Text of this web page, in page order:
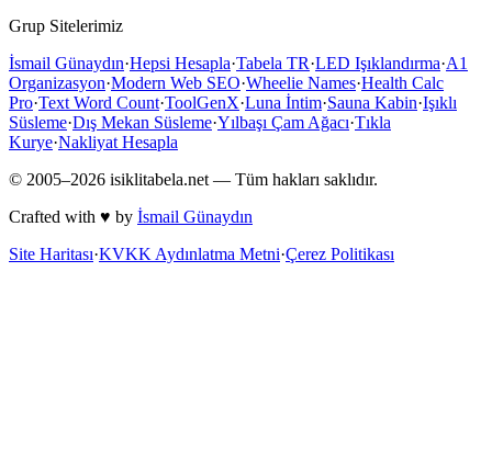
Grup Sitelerimiz
İsmail Günaydın·Hepsi Hesapla·Tabela TR·LED Işıklandırma·A1
Organizasyon·Modern Web SEO·Wheelie Names·Health Calc
Pro·Text Word Count·ToolGenX·Luna İntim·Sauna Kabin·Işıklı
Süsleme·Dış Mekan Süsleme·Yılbaşı Çam Ağacı·Tıkla
Kurye·Nakliyat Hesapla
© 2005–2026 isiklitabela.net — Tüm hakları saklıdır.
Crafted with ♥ by İsmail Günaydın
Site Haritası·KVKK Aydınlatma Metni·Çerez Politikası